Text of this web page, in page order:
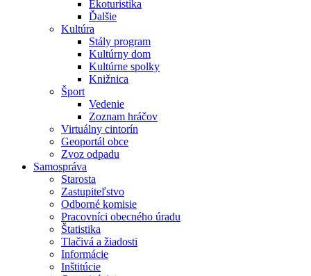
Ekoturistika
Ďalšie
Kultúra
Stály program
Kultúrny dom
Kultúrne spolky
Knižnica
Šport
Vedenie
Zoznam hráčov
Virtuálny cintorín
Geoportál obce
Zvoz odpadu
Samospráva
Starosta
Zastupiteľstvo
Odborné komisie
Pracovníci obecného úradu
Štatistika
Tlačivá a žiadosti
Informácie
Inštitúcie